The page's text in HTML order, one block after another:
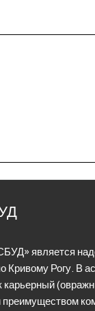
является
Кривому Рогу. В
карьерный